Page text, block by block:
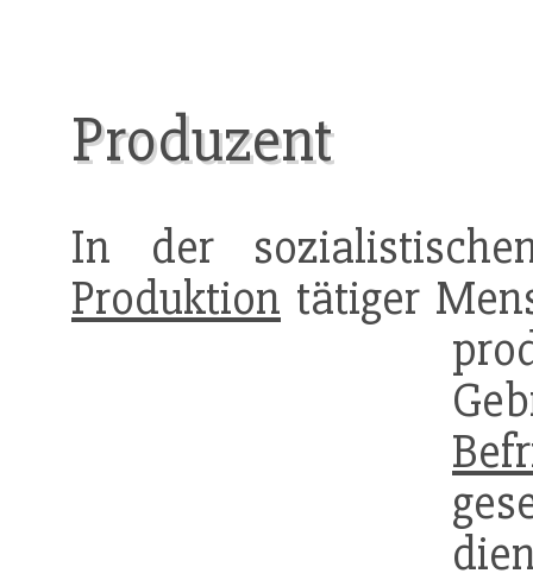
Produzent
In der
Produktion tätiger